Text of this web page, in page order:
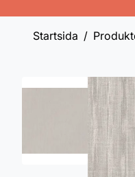
Startsida